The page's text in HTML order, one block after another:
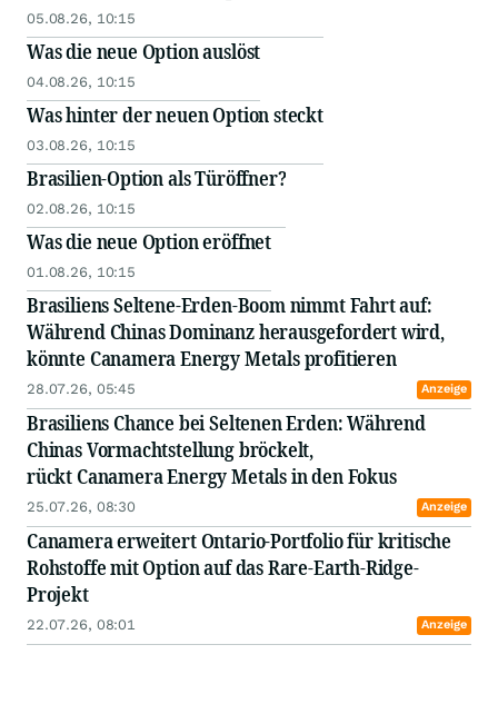
05.08.26, 10:15
Was die neue Option auslöst
04.08.26, 10:15
Was hinter der neuen Option steckt
03.08.26, 10:15
Brasilien-Option als Türöffner?
02.08.26, 10:15
Was die neue Option eröffnet
01.08.26, 10:15
Brasiliens Seltene-Erden-Boom nimmt Fahrt auf:
Während Chinas Dominanz herausgefordert wird,
könnte Canamera Energy Metals profitieren
28.07.26, 05:45 Anzeige
Brasiliens Chance bei Seltenen Erden: Während
Chinas Vormachtstellung bröckelt,
rückt Canamera Energy Metals in den Fokus
25.07.26, 08:30 Anzeige
Canamera erweitert Ontario-Portfolio für kritische
Rohstoffe mit Option auf das Rare-Earth-Ridge-
Projekt
22.07.26, 08:01 Anzeige